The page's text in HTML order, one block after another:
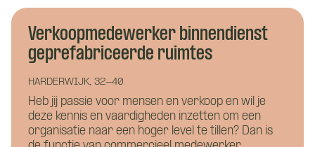
Verkoopmedewerker binnendienst
geprefabriceerde ruimtes
HARDERWIJK, 32-40
Heb jij passie voor mensen en verkoop en wil je
deze kennis en vaardigheden inzetten om een
organisatie naar een hoger level te tillen? Dan is
Wat is je naam?